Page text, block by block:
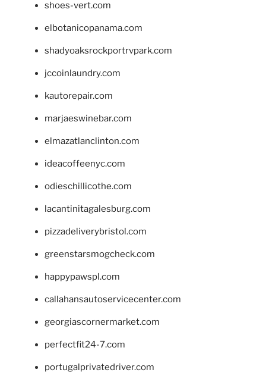
shoes-vert.com
elbotanicopanama.com
shadyoaksrockportrvpark.com
jccoinlaundry.com
kautorepair.com
marjaeswinebar.com
elmazatlanclinton.com
ideacoffeenyc.com
odieschillicothe.com
lacantinitagalesburg.com
pizzadeliverybristol.com
greenstarsmogcheck.com
happypawspl.com
callahansautoservicecenter.com
georgiascornermarket.com
perfectfit24-7.com
portugalprivatedriver.com